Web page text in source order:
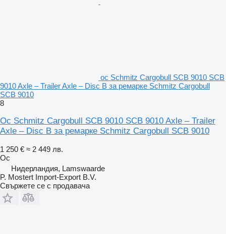
ос Schmitz Cargobull SCB 9010 SCB
9010 Axle – Trailer Axle – Disc B за ремарке Schmitz Cargobull
SCB 9010
8
Ос Schmitz Cargobull SCB 9010 SCB 9010 Axle – Trailer
Axle – Disc B за ремарке Schmitz Cargobull SCB 9010
1 250 € ≈ 2 449 лв.
Ос
Нидерландия, Lamswaarde
P. Mostert Import-Export B.V.
Свържете се с продавача